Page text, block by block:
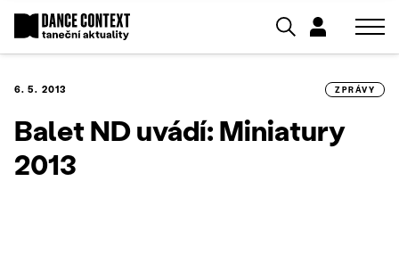
6. 5. 2013 ZPRÁVY
Balet ND uvádí: Miniatury
2013